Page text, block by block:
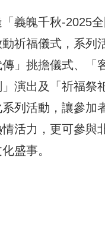
義魄千秋-2025
祈福儀式，系列
」挑擔儀式、「
演出及「祈福祭
列活動，讓參加
活力，更可參與
盛事。